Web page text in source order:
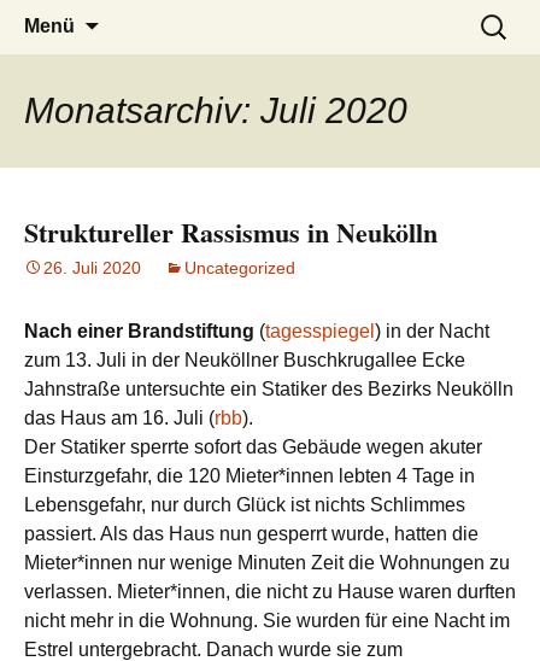
burak
Menü
Suchen
nach:
Monatsarchiv: Juli 2020
Struktureller Rassismus in Neukölln
26. Juli 2020 Uncategorized
Nach einer Brandstiftung (tagesspiegel ) in der Nacht
zum 13. Juli in der Neuköllner Buschkrugallee Ecke
Jahnstraße untersuchte ein Statiker des Bezirks Neukölln
das Haus am 16. Juli (rbb).
Der Statiker sperrte sofort das Gebäude wegen akuter
Einsturzgefahr, die 120 Mieter*innen lebten 4 Tage in
Lebensgefahr, nur durch Glück ist nichts Schlimmes
passiert. Als das Haus nun gesperrt wurde, hatten die
Mieter*innen nur wenige Minuten Zeit die Wohnungen zu
verlassen. Mieter*innen, die nicht zu Hause waren durften
nicht mehr in die Wohnung. Sie wurden für eine Nacht im
Estrel untergebracht. Danach wurde sie zum